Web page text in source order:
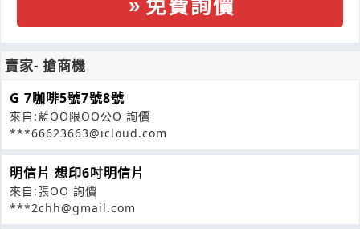
免費詢價
賣家- 搶商機
G 7咖啡5號7號8號
來自:藍OO限OO公O 詢價
***66623663@icloud.com
明信片 想印6吋明信片
來自:張OO 詢價
***2chh@gmail.com